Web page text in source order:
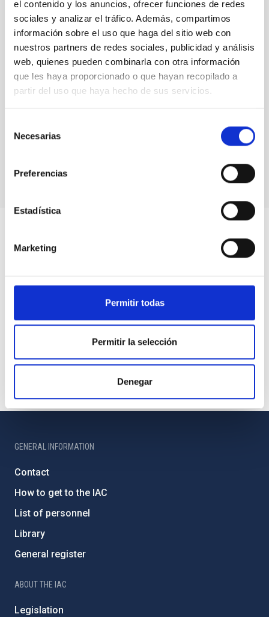
el contenido y los anuncios, ofrecer funciones de redes
sociales y analizar el tráfico. Además, compartimos
información sobre el uso que haga del sitio web con
nuestros partners de redes sociales, publicidad y análisis
web, quienes pueden combinarla con otra información
que les haya proporcionado o que hayan recopilado a
partir del uso que haya hecho de sus servicios.
Necesarias
Preferencias
Estadística
Marketing
Permitir todas
Permitir la selección
Denegar
GENERAL INFORMATION
Contact
How to get to the IAC
List of personnel
Library
General register
ABOUT THE IAC
Legislation